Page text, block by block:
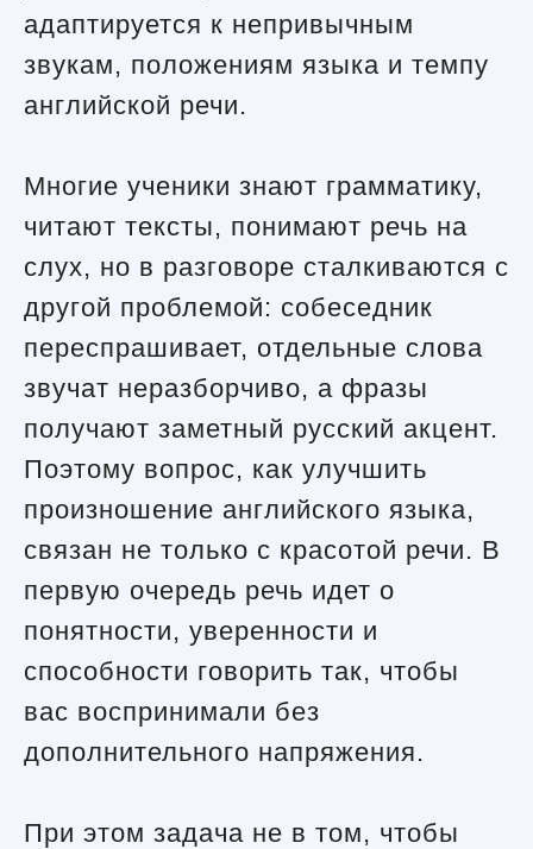
адаптируется к непривычным
звукам, положениям языка и темпу
английской речи.
Многие ученики знают грамматику,
читают тексты, понимают речь на
слух, но в разговоре сталкиваются с
другой проблемой: собеседник
переспрашивает, отдельные слова
звучат неразборчиво, а фразы
получают заметный русский акцент.
Поэтому вопрос, как улучшить
произношение английского языка,
связан не только с красотой речи. В
первую очередь речь идет о
понятности, уверенности и
способности говорить так, чтобы
вас воспринимали без
дополнительного напряжения.
При этом задача не в том, чтобы